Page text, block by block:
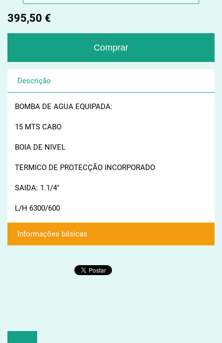
395,50 €
Descrição
BOMBA DE AGUA EQUIPADA:
15 MTS CABO
BOIA DE NIVEL
TERMICO DE PROTECÇÃO INCORPORADO
SAIDA: 1.1/4"
L/H 6300/600
Informações básicas